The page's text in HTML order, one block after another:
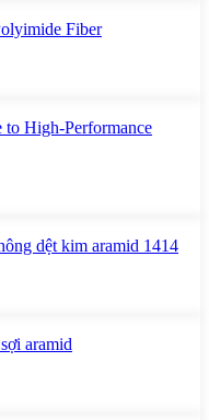
Fiber
to High-Performance
dệt kim aramid 1414
aramid